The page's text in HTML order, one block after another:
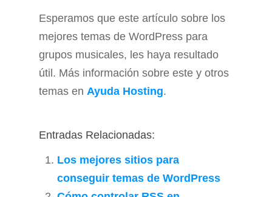
Esperamos que este artículo sobre los
mejores temas de WordPress para
grupos musicales, les haya resultado
útil. Más información sobre este y otros
temas en Ayuda Hosting.
Entradas Relacionadas:
Los mejores sitios para
conseguir temas de WordPress